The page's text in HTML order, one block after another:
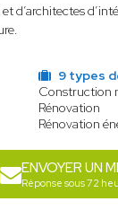
d’architectes
9 types
Construction
Rénovation
Rénovation
ENVOYER UN
Réponse sous 72